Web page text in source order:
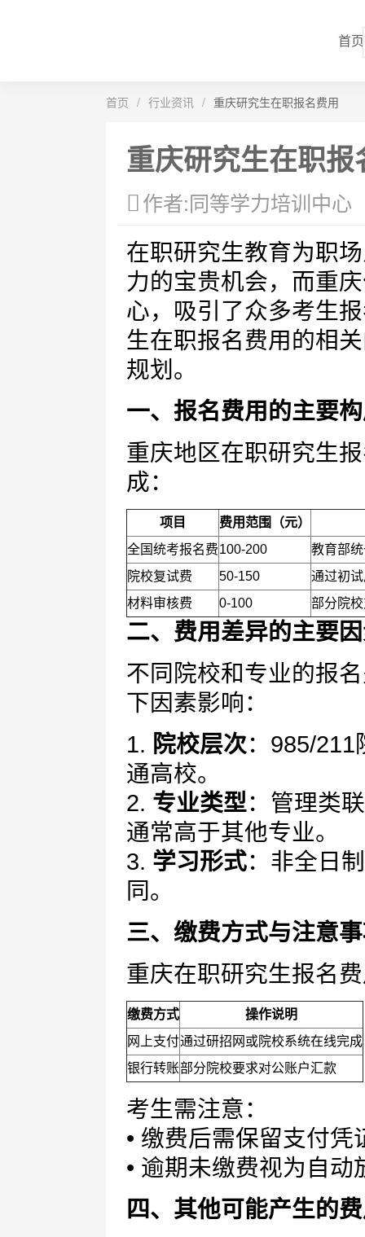
首页
首页 / 行业资讯 / 重庆研究生在职报名费用
重庆研究生在职报
作者:同等学力培训中心
在职研究生教育为职
力的宝贵机会，而重
心，吸引了众多考生
生在职报名费用的相
规划。
一、报名费用的主要
重庆地区在职研究生
成：
项目
费用范围（元）
全国统考报名费100-200
教育部
院校复试费
50-150
通过初
材料审核费
0-100 部分院
二、费用差异的主要
不同院校和专业的报
下因素影响：
1. 院校层次：985/
通高校。
2. 专业类型：管理类
通常高于其他专业。
3. 学习形式：非全日
同。
三、缴费方式与注意
重庆在职研究生报名
缴费方式
操作说明
网上支付通过研招网或院校系统在线完成
银行转账部分院校要求对公账户汇款
考生需注意：
• 缴费后需保留支付凭
• 逾期未缴费视为自动
四、其他可能产生的